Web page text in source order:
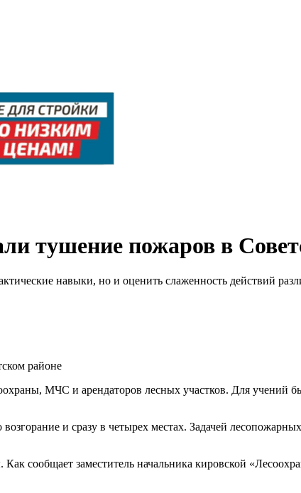
тушение пожаров в
навыки, но и оценить слаженность действий
МЧС и арендаторов лесных участков. Для
и сразу в четырех местах. Задачей
сообщает заместитель начальника кировской